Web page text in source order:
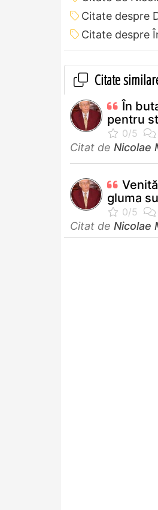
Citate despre
Citate despre
Citate
În
pentru
Citat de Nicolae
gluma
Citat de Nicolae